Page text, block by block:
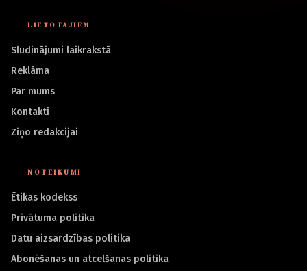
LIETOTĀJIEM
Sludinājumi laikrakstā
Reklāma
Par mums
Kontakti
Ziņo redakcijai
NOTEIKUMI
Ētikas kodekss
Privātuma politika
Datu aizsardzības politika
Abonēšanas un atcelšanas politika